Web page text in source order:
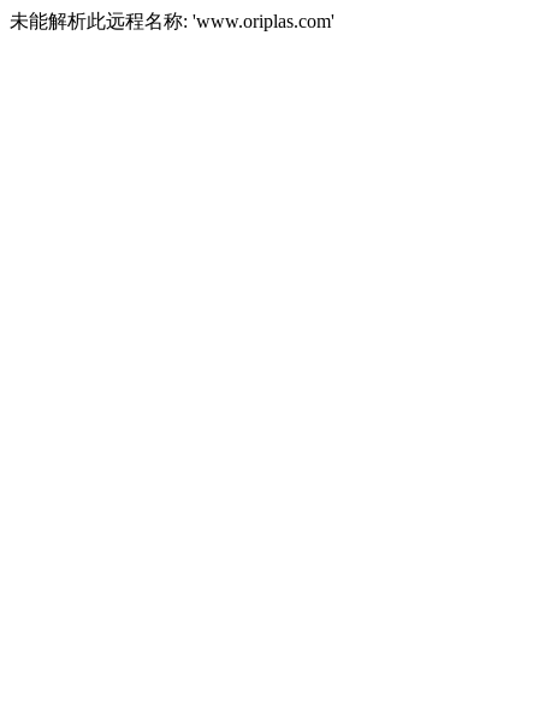
未能解析此远程名称: 'www.oriplas.com'